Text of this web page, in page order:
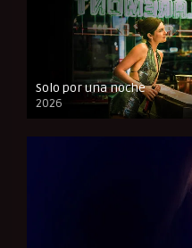
Solo por una noche
2026
CAM